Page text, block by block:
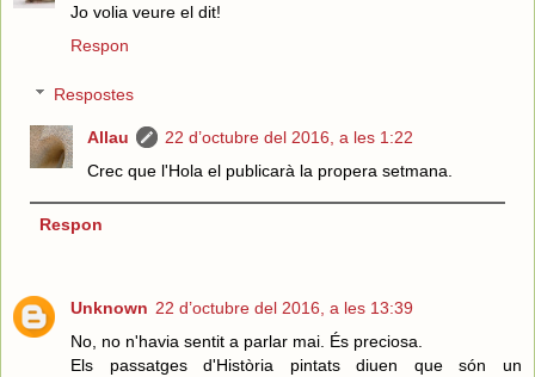
Jo volia veure el dit!
Respon
Respostes
Allau
22 d’octubre del 2016, a les 1:22
Crec que l'Hola el publicarà la propera setmana.
Respon
Unknown 22 d’octubre del 2016, a les 13:39
No, no n'havia sentit a parlar mai. És preciosa.
Els passatges d'Història pintats diuen que són un